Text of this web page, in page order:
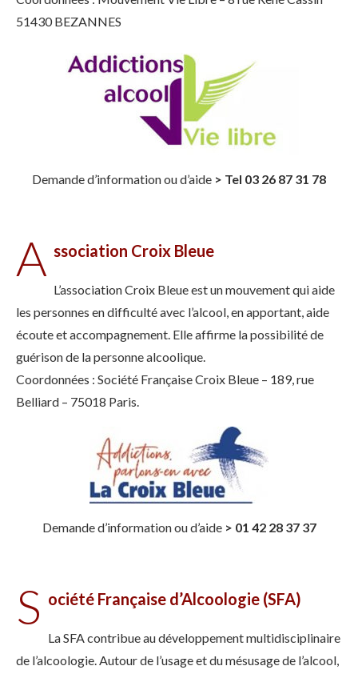
51430 BEZANNES
Demande d’information ou d’aide > Tel 03 26 87 31 78
A ssociation Croix Bleue
L’association Croix Bleue est un mouvement qui aide
les personnes en difficulté avec l’alcool, en apportant, aide
écoute et accompagnement. Elle affirme la possibilité de
guérison de la personne alcoolique.
Coordonnées : Société Française Croix Bleue – 189, rue
Belliard – 75018 Paris.
Demande d’information ou d’aide > 01 42 28 37 37
S ociété Française d’Alcoologie (SFA)
La SFA contribue au développement multidisciplinaire
de l’alcoologie. Autour de l’usage et du mésusage de l’alcool,